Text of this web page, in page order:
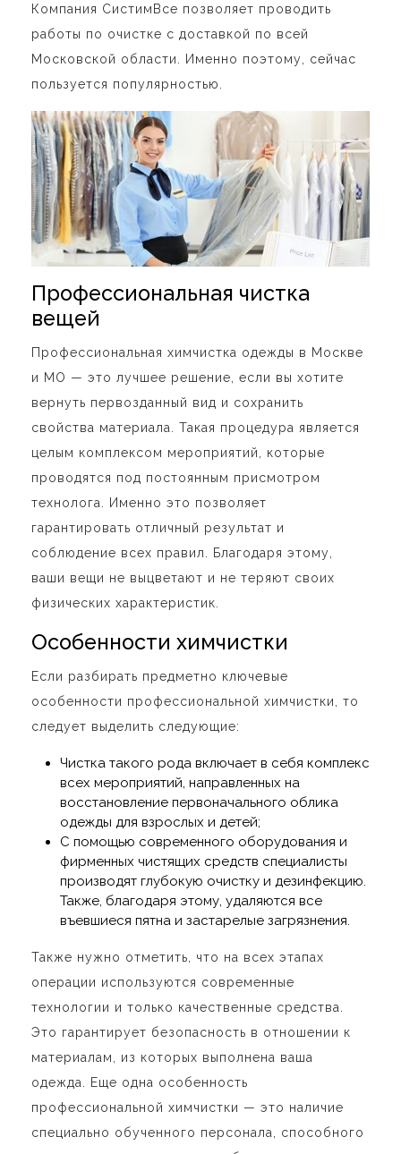
Компания СистимВсе позволяет проводить
работы по очистке с доставкой по всей
Московской области. Именно поэтому, сейчас
пользуется популярностью.
Профессиональная чистка
вещей
Профессиональная химчистка одежды в Москве
и МО — это лучшее решение, если вы хотите
вернуть первозданный вид и сохранить
свойства материала. Такая процедура является
целым комплексом мероприятий, которые
проводятся под постоянным присмотром
технолога. Именно это позволяет
гарантировать отличный результат и
соблюдение всех правил. Благодаря этому,
ваши вещи не выцветают и не теряют своих
физических характеристик.
Особенности химчистки
Если разбирать предметно ключевые
особенности профессиональной химчистки, то
следует выделить следующие:
Чистка такого рода включает в себя комплекс
всех мероприятий, направленных на
восстановление первоначального облика
одежды для взрослых и детей;
С помощью современного оборудования и
фирменных чистящих средств специалисты
производят глубокую очистку и дезинфекцию.
Также, благодаря этому, удаляются все
въевшиеся пятна и застарелые загрязнения.
Также нужно отметить, что на всех этапах
операции используются современные
технологии и только качественные средства.
Это гарантирует безопасность в отношении к
материалам, из которых выполнена ваша
одежда. Еще одна особенность
профессиональной химчистки — это наличие
специально обученного персонала, способного